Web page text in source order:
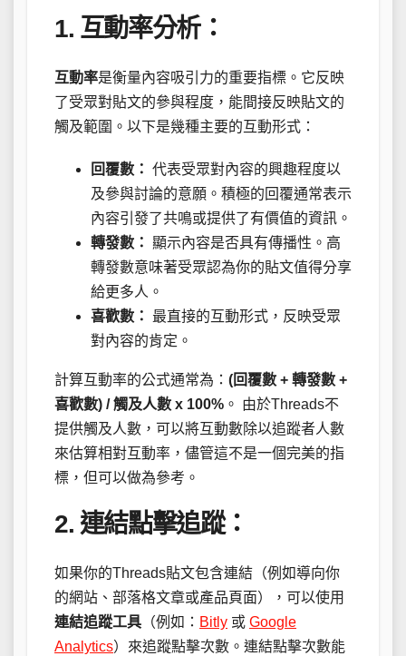
1. 互動率分析：
互動率是衡量內容吸引力的重要指標。它反映
了受眾對貼文的參與程度，能間接反映貼文的
觸及範圍。以下是幾種主要的互動形式：
回覆數： 代表受眾對內容的興趣程度以
及參與討論的意願。積極的回覆通常表示
內容引發了共鳴或提供了有價值的資訊。
轉發數： 顯示內容是否具有傳播性。高
轉發數意味著受眾認為你的貼文值得分享
給更多人。
喜歡數：
最直接的互動形式，反映受眾
對內容的肯定。
計算互動率的公式通常為： (回覆數 + 轉發數 +
喜歡數) / 觸及人數 x 100% 。 由於Threads不
提供觸及人數，可以將互動數除以追蹤者人數
來估算相對互動率，儘管這不是一個完美的指
標，但可以做為參考。
2. 連結點擊追蹤：
如果你的Threads貼文包含連結（例如導向你
的網站、部落格文章或產品頁面），可以使用
連結追蹤工具 （例如： Bitly 或 Google
Analytics）來追蹤點擊次數。連結點擊次數能